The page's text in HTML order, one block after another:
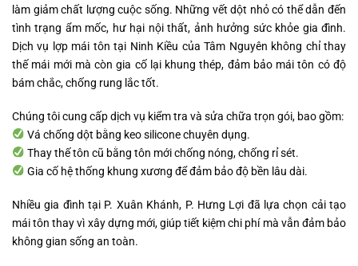
làm giảm chất lượng cuộc sống. Những vết dột nhỏ có thể dẫn đến
tình trạng ẩm mốc, hư hại nội thất, ảnh hưởng sức khỏe gia đình.
Dịch vụ lợp mái tôn tại Ninh Kiều của Tâm Nguyên không chỉ thay
thế mái mới mà còn gia cố lại khung thép, đảm bảo mái tôn có độ
bám chắc, chống rung lắc tốt.
Chúng tôi cung cấp dịch vụ kiểm tra và sửa chữa trọn gói, bao gồm:
Vá chống dột bằng keo silicone chuyên dụng.
Thay thế tôn cũ bằng tôn mới chống nóng, chống rỉ sét.
Gia cố hệ thống khung xương để đảm bảo độ bền lâu dài.
Nhiều gia đình tại P. Xuân Khánh, P. Hưng Lợi đã lựa chọn cải tạo
mái tôn thay vì xây dựng mới, giúp tiết kiệm chi phí mà vẫn đảm bảo
không gian sống an toàn.